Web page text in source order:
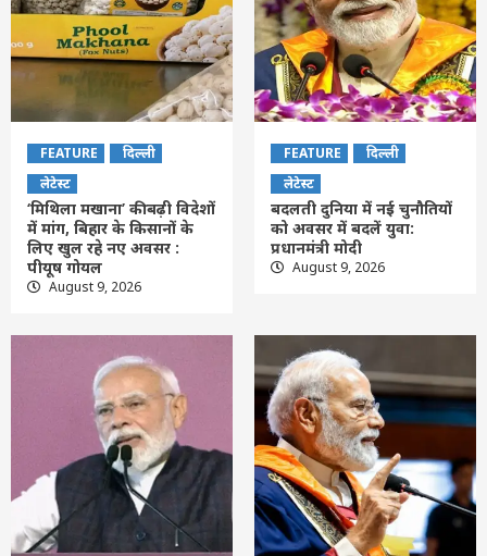
FEATURE
दिल्ली
लेटेस्ट
‘मिथिला मखाना’ की बढ़ी विदेशों
में मांग, बिहार के किसानों के
लिए खुल रहे नए अवसर :
पीयूष गोयल
August 9, 2026
FEATURE
दिल्ली
लेटेस्ट
बदलती दुनिया में नई चुनौतियों
को अवसर में बदलें युवा:
प्रधानमंत्री मोदी
August 9, 2026